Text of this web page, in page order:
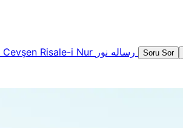
Cevşen Risale-i Nur Soru Sor